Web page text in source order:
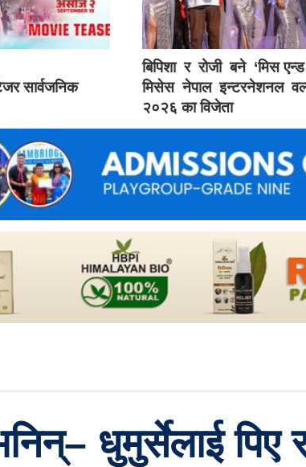
सार्वजनिक
बिपिशा र रोजी बने ‘मिस एन्ड
मिसेस नेपाल इन्टरनेशनल
२०२६ का विजेता
धुमुर्सेलाई पिए